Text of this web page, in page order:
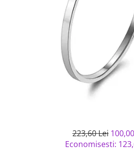
Bijuterii argint placat cu aur
Bijuterii argint cu diverse
Bijuterii argint cu murano
Bijuterii gotice si rock
Bijuterii Handmade
Bijuterii fantezie
Casete si cutii de bijuterii
Solutii si lavete de curatare
223,60 Lei
Economisesti: